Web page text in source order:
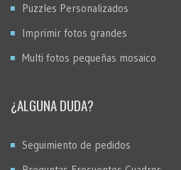
Puzzles Personalizados
Imprimir fotos grandes
Multi fotos pequeñas mosaico
¿ALGUNA DUDA?
Seguimiento de pedidos